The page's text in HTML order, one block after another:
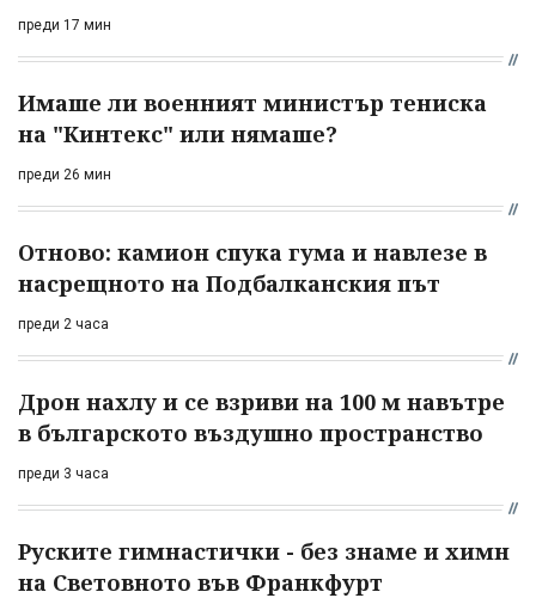
преди 17 мин
Имаше ли военният министър тениска
на "Кинтекс" или нямаше?
преди 26 мин
Отново: камион спука гума и навлезе в
насрещното на Подбалканския път
преди 2 часа
Дрон нахлу и се взриви на 100 м навътре
в българското въздушно пространство
преди 3 часа
Руските гимнастички - без знаме и химн
на Световното във Франкфурт